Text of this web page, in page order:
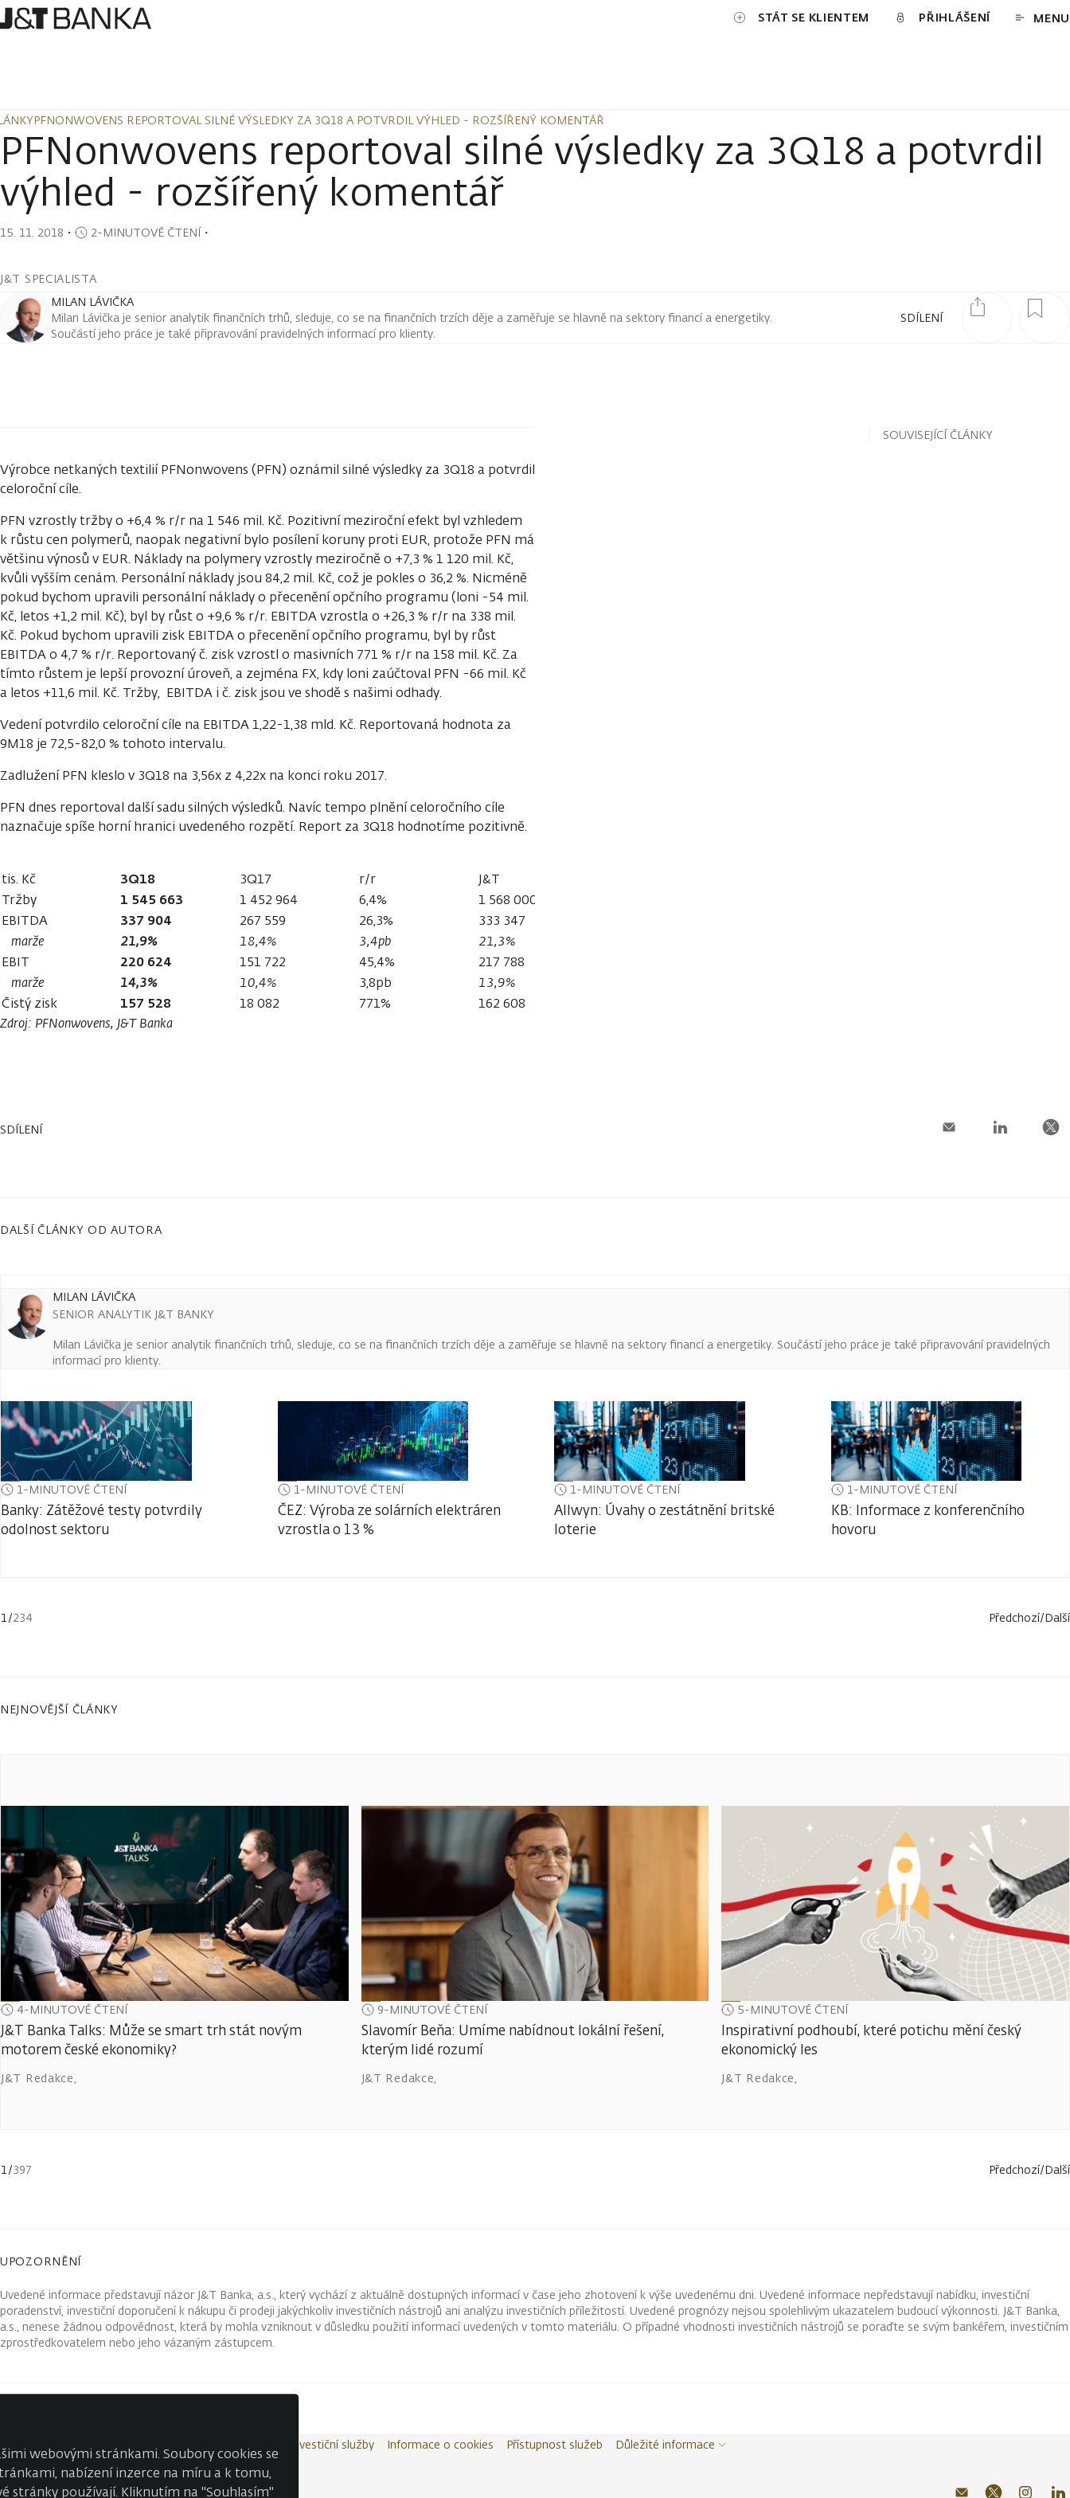
STÁT SE KLIENTEM PŘIHLÁŠENÍ MENU
PFNONWOVENS REPORTOVAL SILNÉ VÝSLEDKY ZA 3Q18 A POTVRDIL VÝHLED - ROZŠÍŘENÝ KOMENTÁŘ
PFNONWOVENS REPORTOVAL SILNÉ VÝSLEDKY ZA 3Q18 A POTVRDIL VÝHLED - ROZŠÍŘENÝ KOMENTÁŘ
PFNonwovens reportoval silné výsledky za 3Q18 a potvrdil
výhled - rozšířený komentář
15. 11. 2018 ・ 2-MINUTOVÉ ČTENÍ・
J&T SPECIALISTA
SDÍLENÍ
MILAN LÁVIČKA
Milan Lávička je senior analytik finančních trhů, sleduje, co se na finančních trzích děje a zaměřuje se hlavně na sektory financí a energetiky.
Součástí jeho práce je také připravování pravidelných informací pro klienty.
Výrobce netkaných textilií PFNonwovens (PFN) oznámil silné výsledky za 3Q18 a potvrdil
celoroční cíle.
PFN vzrostly tržby o +6,4 % r/r na 1 546 mil. Kč. Pozitivní meziroční efekt byl vzhledem
k růstu cen polymerů, naopak negativní bylo posílení koruny proti EUR, protože PFN má
většinu výnosů v EUR. Náklady na polymery vzrostly meziročně o +7,3 % 1 120 mil. Kč,
kvůli vyšším cenám. Personální náklady jsou 84,2 mil. Kč, což je pokles o 36,2 %. Nicméně
pokud bychom upravili personální náklady o přecenění opčního programu (loni -54 mil.
Kč, letos +1,2 mil. Kč), byl by růst o +9,6 % r/r. EBITDA vzrostla o +26,3 % r/r na 338 mil.
Kč. Pokud bychom upravili zisk EBITDA o přecenění opčního programu, byl by růst
EBITDA o 4,7 % r/r. Reportovaný č. zisk vzrostl o masivních 771 % r/r na 158 mil. Kč. Za
tímto růstem je lepší provozní úroveň, a zejména FX, kdy loni zaúčtoval PFN -66 mil. Kč
a letos +11,6 mil. Kč. Tržby, EBITDA i č. zisk jsou ve shodě s našimi odhady.
Vedení potvrdilo celoroční cíle na EBITDA 1,22-1,38 mld. Kč. Reportovaná hodnota za
9M18 je 72,5-82,0 % tohoto intervalu.
Zadlužení PFN kleslo v 3Q18 na 3,56x z 4,22x na konci roku 2017.
PFN dnes reportoval další sadu silných výsledků. Navíc tempo plnění celoročního cíle
naznačuje spíše horní hranici uvedeného rozpětí. Report za 3Q18 hodnotíme pozitivně.
tis. Kč 3Q18 3Q17 r/r J&T
Tržby
1 545 663 1 452 964 6,4% 1 568 000
EBITDA
337 904 267 559 26,3% 333 347
marže
21,9% 18,4% 3,4pb 21,3%
EBIT
220 624 151 722 45,4% 217 788
marže
14,3% 10,4% 3,8pb 13,9%
Čistý zisk
157 528 18 082 771% 162 608
Zdroj: PFNonwovens, J&T Banka
SOUVISEJÍCÍ ČLÁNKY
SDÍLENÍ
DALŠÍ ČLÁNKY OD AUTORA
MILAN LÁVIČKA
SENIOR ANALYTIK J&T BANKY
Milan Lávička je senior analytik finančních trhů, sleduje, co se na finančních trzích děje a zaměřuje se hlavně na sektory financí a energetiky. Součástí jeho práce je také připravování pravidelných
informací pro klienty.
1-MINUTOVÉ ČTENÍ
Banky: Zátěžové testy potvrdily
odolnost sektoru
1-MINUTOVÉ ČTENÍ
ČEZ: Výroba ze solárních elektráren
vzrostla o 13 %
1-MINUTOVÉ ČTENÍ
Allwyn: Úvahy o zestátnění britské
loterie
1-MINUTOVÉ ČTENÍ
KB: Informace z konferenčního
hovoru
1 /234 Předchozí/Další
NEJNOVĚJŠÍ ČLÁNKY
4-MINUTOVÉ ČTENÍ
J&T Banka Talks: Může se smart trh stát novým
motorem české ekonomiky?
J&T Redakce,
9-MINUTOVÉ ČTENÍ
Slavomír Beňa: Umíme nabídnout lokální řešení,
kterým lidé rozumí
J&T Redakce,
5-MINUTOVÉ ČTENÍ
Inspirativní podhoubí, které potichu mění český
ekonomický les
J&T Redakce,
1/397 Předchozí/Další
UPOZORNĚNÍ
Uvedené informace představují názor J&T Banka, a.s., který vychází z aktuálně dostupných informací v čase jeho zhotovení k výše uvedenému dni. Uvedené informace nepředstavují nabídku, investiční
poradenství, investiční doporučení k nákupu či prodeji jakýchkoliv investičních nástrojů ani analýzu investičních příležitostí. Uvedené prognózy nejsou spolehlivým ukazatelem budoucí výkonnosti. J&T Banka,
a.s., nenese žádnou odpovědnost, která by mohla vzniknout v důsledku použití informací uvedených v tomto materiálu. O případné vhodnosti investičních nástrojů se poraďte se svým bankéřem, investičním
zprostředkovatelem nebo jeho vázaným zástupcem.
© J&T BANKA, a.s. 2026
Kontakty Wealth Report Investiční služby Informace o cookies Přístupnost služeb Důležité informace
webovými stránkami. Soubory cookies se
nabízení inzerce na míru a k tomu,
stránky používají. Kliknutím na "Souhlasím"